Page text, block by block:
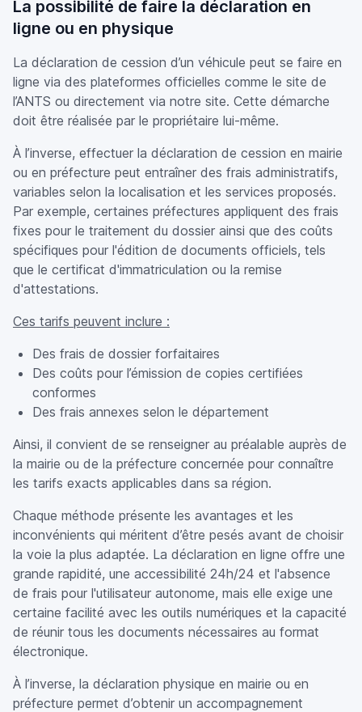
La possibilité de faire la déclaration en
ligne ou en physique
La déclaration de cession d’un véhicule peut se faire en
ligne via des plateformes officielles comme le site de
l’ANTS ou directement via notre site. Cette démarche
doit être réalisée par le propriétaire lui-même.
À l’inverse, effectuer la déclaration de cession en mairie
ou en préfecture peut entraîner des frais administratifs,
variables selon la localisation et les services proposés.
Par exemple, certaines préfectures appliquent des frais
fixes pour le traitement du dossier ainsi que des coûts
spécifiques pour l'édition de documents officiels, tels
que le certificat d'immatriculation ou la remise
d'attestations.
Ces tarifs peuvent inclure :
Des frais de dossier forfaitaires
Des coûts pour l’émission de copies certifiées
conformes
Des frais annexes selon le département
Ainsi, il convient de se renseigner au préalable auprès de
la mairie ou de la préfecture concernée pour connaître
les tarifs exacts applicables dans sa région.
Chaque méthode présente les avantages et les
inconvénients qui méritent d’être pesés avant de choisir
la voie la plus adaptée. La déclaration en ligne offre une
grande rapidité, une accessibilité 24h/24 et l'absence
de frais pour l'utilisateur autonome, mais elle exige une
certaine facilité avec les outils numériques et la capacité
de réunir tous les documents nécessaires au format
électronique.
À l’inverse, la déclaration physique en mairie ou en
préfecture permet d’obtenir un accompagnement